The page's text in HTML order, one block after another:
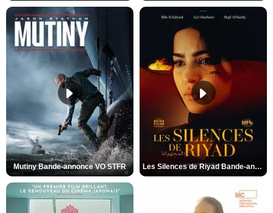
Mutiny Bande-annonce VO STFR Les Silences de Riyad Bande-annonce VO STFR